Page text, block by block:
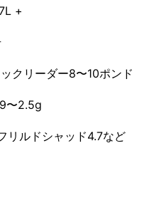
+
クリーダー8〜10ポンド
〜2.5g
リルドシャッド4.7など